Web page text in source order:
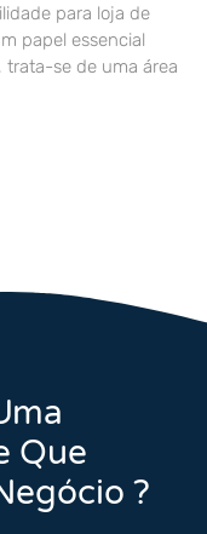
para loja de
papel essencial
trata-se de uma área
Que
?